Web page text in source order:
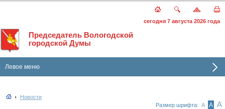
сегодня 7 августа 2026 года
Председатель Вологодской
городской Думы
Левое меню
Новости
Размер шрифта: А А А